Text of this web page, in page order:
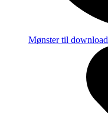
Mønster til download